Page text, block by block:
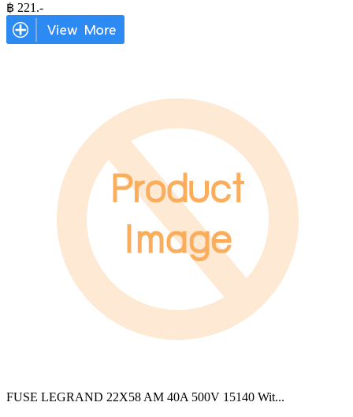
฿ 221 .-
FUSE LEGRAND 22X58 AM 40A 500V 15140 Wit...